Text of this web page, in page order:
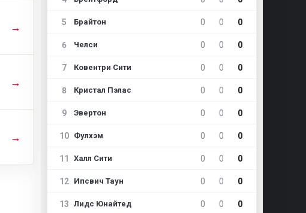
→
→
→
5 Брайтон 0 0 0
6 Челси 0 0 0
7 Ковентри Сити 0 0 0
8 Кристал Пэлас 0 0 0
9 Эвертон 0 0 0
10 Фулхэм 0 0 0
11 Халл Сити 0 0 0
12 Ипсвич Таун 0 0 0
13 Лидс Юнайтед 0 0 0